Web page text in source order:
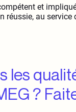
et
réussie, au service
les
?